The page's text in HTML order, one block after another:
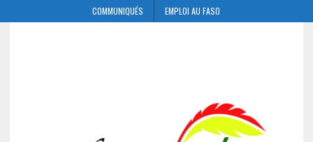
COMMUNIQUÉS EMPLOI AU FASO